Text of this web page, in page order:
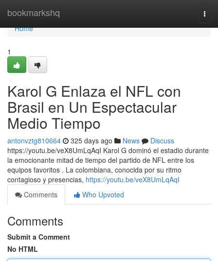
bookmarkshq
Home
Home
1
Karol G Enlaza el NFL con
Brasil en Un Espectacular
Medio Tiempo
antonvztg810664 325 days ago News
Discuss
https://youtu.be/veX8UmLqAqI Karol G dominó el estadio durante
la emocionante mitad de tiempo del partido de NFL entre los
equipos favoritos . La colombiana, conocida por su ritmo
contagioso y presencias, https://youtu.be/veX8UmLqAqI
Comments
Who Upvoted
Comments
Submit a Comment
No HTML